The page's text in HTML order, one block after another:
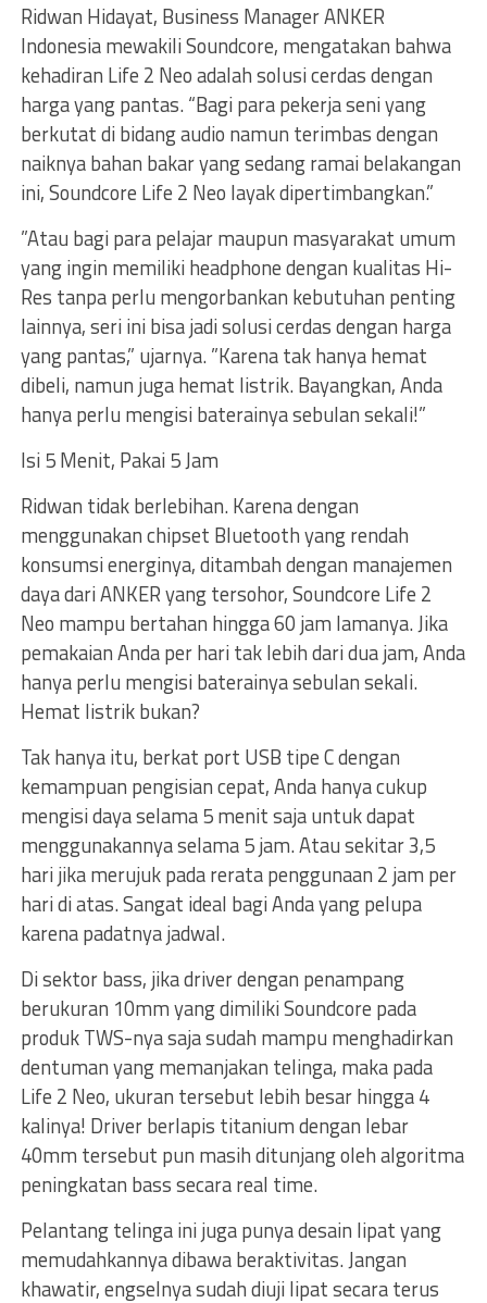
Ridwan Hidayat, Business Manager ANKER
Indonesia mewakili Soundcore, mengatakan bahwa
kehadiran Life 2 Neo adalah solusi cerdas dengan
harga yang pantas. “Bagi para pekerja seni yang
berkutat di bidang audio namun terimbas dengan
naiknya bahan bakar yang sedang ramai belakangan
ini, Soundcore Life 2 Neo layak dipertimbangkan.”
”Atau bagi para pelajar maupun masyarakat umum
yang ingin memiliki headphone dengan kualitas Hi-
Res tanpa perlu mengorbankan kebutuhan penting
lainnya, seri ini bisa jadi solusi cerdas dengan harga
yang pantas,” ujarnya. ”Karena tak hanya hemat
dibeli, namun juga hemat listrik. Bayangkan, Anda
hanya perlu mengisi baterainya sebulan sekali!”
Isi 5 Menit, Pakai 5 Jam
Ridwan tidak berlebihan. Karena dengan
menggunakan chipset Bluetooth yang rendah
konsumsi energinya, ditambah dengan manajemen
daya dari ANKER yang tersohor, Soundcore Life 2
Neo mampu bertahan hingga 60 jam lamanya. Jika
pemakaian Anda per hari tak lebih dari dua jam, Anda
hanya perlu mengisi baterainya sebulan sekali.
Hemat listrik bukan?
Tak hanya itu, berkat port USB tipe C dengan
kemampuan pengisian cepat, Anda hanya cukup
mengisi daya selama 5 menit saja untuk dapat
menggunakannya selama 5 jam. Atau sekitar 3,5
hari jika merujuk pada rerata penggunaan 2 jam per
hari di atas. Sangat ideal bagi Anda yang pelupa
karena padatnya jadwal.
Di sektor bass, jika driver dengan penampang
berukuran 10mm yang dimiliki Soundcore pada
produk TWS-nya saja sudah mampu menghadirkan
dentuman yang memanjakan telinga, maka pada
Life 2 Neo, ukuran tersebut lebih besar hingga 4
kalinya! Driver berlapis titanium dengan lebar
40mm tersebut pun masih ditunjang oleh algoritma
peningkatan bass secara real time.
Pelantang telinga ini juga punya desain lipat yang
memudahkannya dibawa beraktivitas. Jangan
khawatir, engselnya sudah diuji lipat secara terus